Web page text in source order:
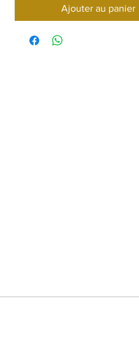
Ajouter au panier